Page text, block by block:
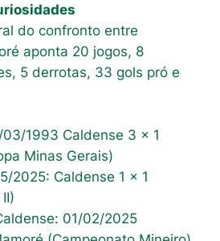
do confronto entre
aponta 20 jogos, 8
5 derrotas, 33 gols pró e
1993 Caldense 3 x 1
Minas Gerais)
2025: Caldense 1 x 1
01/02/2025